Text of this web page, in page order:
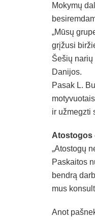
Mokymų
„Mūsų
grįžusi
Šešių
Danijos.
Pasak L.
ir užmegzti
Atostogos
„Atostogų
Paskaitos
bendrą
mus
Anot